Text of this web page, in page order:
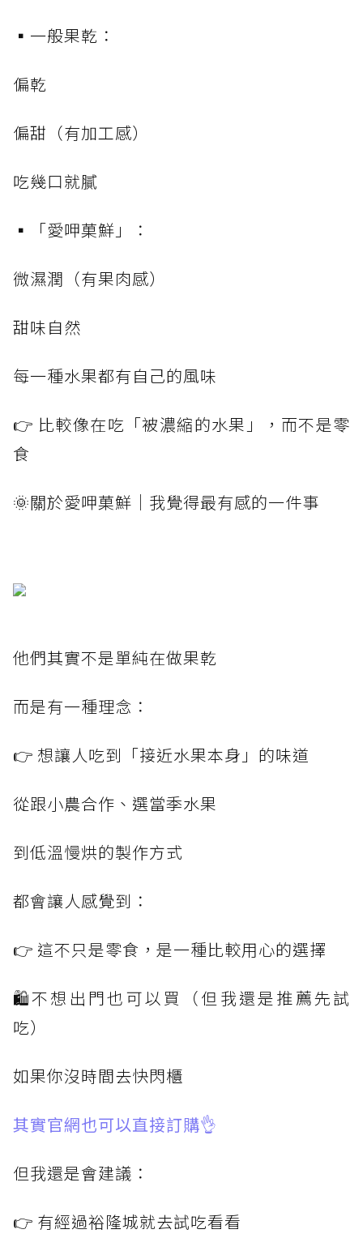
▪️一般果乾：
偏乾
偏甜（有加工感）
吃幾口就膩
▪️「愛呷菓鮮」：
微濕潤（有果肉感）
甜味自然
每一種水果都有自己的風味
👉 比較像在吃「被濃縮的水果」，而不是零
食
🌞關於愛呷菓鮮｜我覺得最有感的一件事
他們其實不是單純在做果乾
而是有一種理念：
👉 想讓人吃到「接近水果本身」的味道
從跟小農合作、選當季水果
到低溫慢烘的製作方式
都會讓人感覺到：
👉 這不只是零食，是一種比較用心的選擇
🛍不想出門也可以買（但我還是推薦先試
吃）
如果你沒時間去快閃櫃
其實官網也可以直接訂購👌
但我還是會建議：
👉 有經過裕隆城就去試吃看看